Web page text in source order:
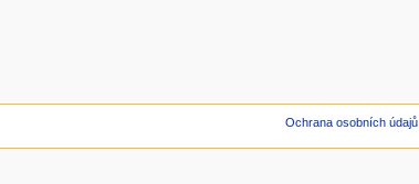
Ochrana osobních údajů